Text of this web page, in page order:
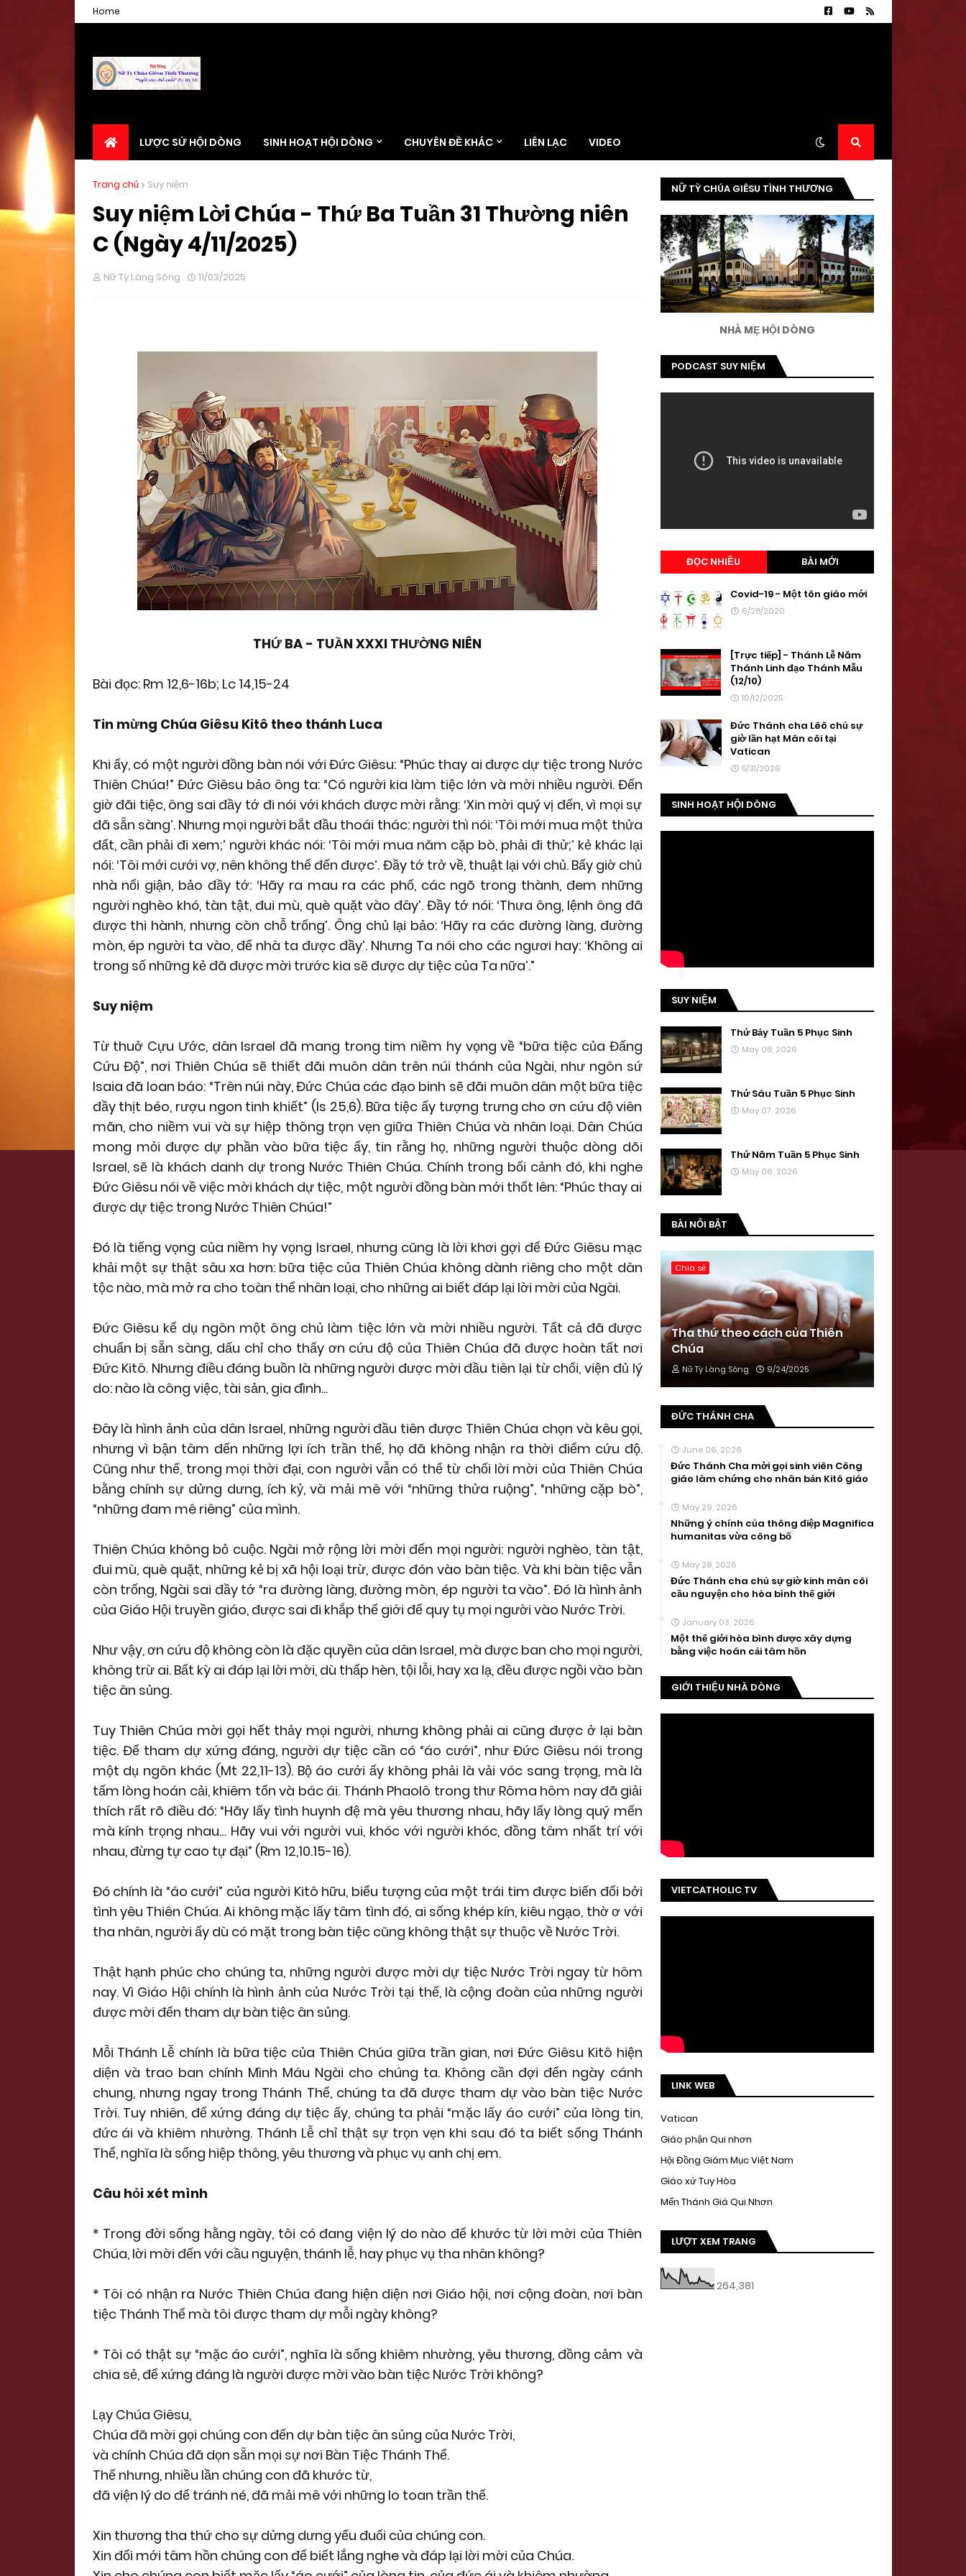
Home
LƯỢC SỬ HỘI DÒNG SINH HOẠT HỘI DÒNG CHUYÊN ĐỀ KHÁC LIÊN LẠC VIDEO
Trang chủ Suy niệm
Suy niệm Lời Chúa - Thứ Ba Tuần 31 Thường niên
C (Ngày 4/11/2025)
Nữ Tỳ Làng Sông 11/03/2025
THỨ BA - TUẦN XXXI THƯỜNG NIÊN
Bài đọc: Rm 12,6-16b; Lc 14,15-24
Tin mừng Chúa Giêsu Kitô theo thánh Luca
Khi ấy, có một người đồng bàn nói với Đức Giêsu: “Phúc thay ai được dự tiệc trong Nước
Thiên Chúa!” Đức Giêsu bảo ông ta: “Có người kia làm tiệc lớn và mời nhiều người. Đến
giờ đãi tiệc, ông sai đầy tớ đi nói với khách được mời rằng: ‘Xin mời quý vị đến, vì mọi sự
đã sẵn sàng’. Nhưng mọi người bắt đầu thoái thác: người thì nói: ‘Tôi mới mua một thửa
đất, cần phải đi xem;’ người khác nói: ‘Tôi mới mua năm cặp bò, phải đi thử;’ kẻ khác lại
nói: ‘Tôi mới cưới vợ, nên không thể đến được’. Đầy tớ trở về, thuật lại với chủ. Bấy giờ chủ
nhà nổi giận, bảo đầy tớ: ‘Hãy ra mau ra các phố, các ngõ trong thành, đem những
người nghèo khó, tàn tật, đui mù, què quặt vào đây’. Đầy tớ nói: ‘Thưa ông, lệnh ông đã
được thi hành, nhưng còn chỗ trống’. Ông chủ lại bảo: ‘Hãy ra các đường làng, đường
mòn, ép người ta vào, để nhà ta được đầy’. Nhưng Ta nói cho các ngươi hay: ‘Không ai
trong số những kẻ đã được mời trước kia sẽ được dự tiệc của Ta nữa’.”
Suy niệm
Từ thuở Cựu Ước, dân Israel đã mang trong tim niềm hy vọng về “bữa tiệc của Đấng
Cứu Độ”, nơi Thiên Chúa sẽ thiết đãi muôn dân trên núi thánh của Ngài, như ngôn sứ
Isaia đã loan báo: “Trên núi này, Đức Chúa các đạo binh sẽ đãi muôn dân một bữa tiệc
đầy thịt béo, rượu ngon tinh khiết” (Is 25,6). Bữa tiệc ấy tượng trưng cho ơn cứu độ viên
mãn, cho niềm vui và sự hiệp thông trọn vẹn giữa Thiên Chúa và nhân loại. Dân Chúa
mong mỏi được dự phần vào bữa tiệc ấy, tin rằng họ, những người thuộc dòng dõi
Israel, sẽ là khách danh dự trong Nước Thiên Chúa. Chính trong bối cảnh đó, khi nghe
Đức Giêsu nói về việc mời khách dự tiệc, một người đồng bàn mới thốt lên: “Phúc thay ai
được dự tiệc trong Nước Thiên Chúa!”
Đó là tiếng vọng của niềm hy vọng Israel, nhưng cũng là lời khơi gợi để Đức Giêsu mạc
khải một sự thật sâu xa hơn: bữa tiệc của Thiên Chúa không dành riêng cho một dân
tộc nào, mà mở ra cho toàn thể nhân loại, cho những ai biết đáp lại lời mời của Ngài.
Đức Giêsu kể dụ ngôn một ông chủ làm tiệc lớn và mời nhiều người. Tất cả đã được
chuẩn bị sẵn sàng, dấu chỉ cho thấy ơn cứu độ của Thiên Chúa đã được hoàn tất nơi
Đức Kitô. Nhưng điều đáng buồn là những người được mời đầu tiên lại từ chối, viện đủ lý
do: nào là công việc, tài sản, gia đình...
Đây là hình ảnh của dân Israel, những người đầu tiên được Thiên Chúa chọn và kêu gọi,
nhưng vì bận tâm đến những lợi ích trần thế, họ đã không nhận ra thời điểm cứu độ.
Cũng như thế, trong mọi thời đại, con người vẫn có thể từ chối lời mời của Thiên Chúa
bằng chính sự dửng dưng, ích kỷ, và mải mê với “những thửa ruộng”, “những cặp bò”,
“những đam mê riêng” của mình.
Thiên Chúa không bỏ cuộc. Ngài mở rộng lời mời đến mọi người: người nghèo, tàn tật,
đui mù, què quặt, những kẻ bị xã hội loại trừ, được đón vào bàn tiệc. Và khi bàn tiệc vẫn
còn trống, Ngài sai đầy tớ “ra đường làng, đường mòn, ép người ta vào”. Đó là hình ảnh
của Giáo Hội truyền giáo, được sai đi khắp thế giới để quy tụ mọi người vào Nước Trời.
Như vậy, ơn cứu độ không còn là đặc quyền của dân Israel, mà được ban cho mọi người,
không trừ ai. Bất kỳ ai đáp lại lời mời, dù thấp hèn, tội lỗi, hay xa lạ, đều được ngồi vào bàn
tiệc ân sủng.
Tuy Thiên Chúa mời gọi hết thảy mọi người, nhưng không phải ai cũng được ở lại bàn
tiệc. Để tham dự xứng đáng, người dự tiệc cần có “áo cưới”, như Đức Giêsu nói trong
một dụ ngôn khác (Mt 22,11-13). Bộ áo cưới ấy không phải là vải vóc sang trọng, mà là
tấm lòng hoán cải, khiêm tốn và bác ái. Thánh Phaolô trong thư Rôma hôm nay đã giải
thích rất rõ điều đó: “Hãy lấy tình huynh đệ mà yêu thương nhau, hãy lấy lòng quý mến
mà kính trọng nhau… Hãy vui với người vui, khóc với người khóc, đồng tâm nhất trí với
nhau, đừng tự cao tự đại” (Rm 12,10.15-16).
Đó chính là “áo cưới” của người Kitô hữu, biểu tượng của một trái tim được biến đổi bởi
tình yêu Thiên Chúa. Ai không mặc lấy tâm tình đó, ai sống khép kín, kiêu ngạo, thờ ơ với
tha nhân, người ấy dù có mặt trong bàn tiệc cũng không thật sự thuộc về Nước Trời.
Thật hạnh phúc cho chúng ta, những người được mời dự tiệc Nước Trời ngay từ hôm
nay. Vì Giáo Hội chính là hình ảnh của Nước Trời tại thế, là cộng đoàn của những người
được mời đến tham dự bàn tiệc ân sủng.
Mỗi Thánh Lễ chính là bữa tiệc của Thiên Chúa giữa trần gian, nơi Đức Giêsu Kitô hiện
diện và trao ban chính Mình Máu Ngài cho chúng ta. Không cần đợi đến ngày cánh
chung, nhưng ngay trong Thánh Thể, chúng ta đã được tham dự vào bàn tiệc Nước
Trời. Tuy nhiên, để xứng đáng dự tiệc ấy, chúng ta phải “mặc lấy áo cưới” của lòng tin,
đức ái và khiêm nhường. Thánh Lễ chỉ thật sự trọn vẹn khi sau đó ta biết sống Thánh
Thể, nghĩa là sống hiệp thông, yêu thương và phục vụ anh chị em.
Câu hỏi xét mình
* Trong đời sống hằng ngày, tôi có đang viện lý do nào để khước từ lời mời của Thiên
Chúa, lời mời đến với cầu nguyện, thánh lễ, hay phục vụ tha nhân không?
* Tôi có nhận ra Nước Thiên Chúa đang hiện diện nơi Giáo hội, nơi cộng đoàn, nơi bàn
tiệc Thánh Thể mà tôi được tham dự mỗi ngày không?
* Tôi có thật sự “mặc áo cưới”, nghĩa là sống khiêm nhường, yêu thương, đồng cảm và
chia sẻ, để xứng đáng là người được mời vào bàn tiệc Nước Trời không?
Lạy Chúa Giêsu,
Chúa đã mời gọi chúng con đến dự bàn tiệc ân sủng của Nước Trời,
và chính Chúa đã dọn sẵn mọi sự nơi Bàn Tiệc Thánh Thể.
Thế nhưng, nhiều lần chúng con đã khước từ,
đã viện lý do để tránh né, đã mải mê với những lo toan trần thế.
Xin thương tha thứ cho sự dửng dưng yếu đuối của chúng con.
Xin đổi mới tâm hồn chúng con để biết lắng nghe và đáp lại lời mời của Chúa.
NỮ TỲ CHÚA GIÊSU TÌNH THƯƠNG
NHÀ MẸ HỘI DÒNG
PODCAST SUY NIỆM
ĐỌC NHIỀU BÀI MỚI
Covid-19 - Một tôn giáo mới
6/28/2020
[Trực tiếp] - Thánh Lễ Năm
Thánh Linh đạo Thánh Mẫu
(12/10)
10/12/2025
Đức Thánh cha Lêô chủ sự
giờ lần hạt Mân côi tại
Vatican
5/31/2026
SINH HOẠT HỘI DÒNG
SUY NIỆM
Thứ Bảy Tuần 5 Phục Sinh
May 08, 2026
Thứ Sáu Tuần 5 Phục Sinh
May 07, 2026
Thứ Năm Tuần 5 Phục Sinh
May 06, 2026
BÀI NỔI BẬT
Chia sẻ
Tha thứ theo cách của Thiên
Chúa
Nữ Tỳ Làng Sông 9/24/2025
ĐỨC THÁNH CHA
June 06, 2026
Đức Thánh Cha mời gọi sinh viên Công
giáo làm chứng cho nhân bản Kitô giáo
May 29, 2026
Những ý chính của thông điệp Magnifica
humanitas vừa công bố
May 28, 2026
Đức Thánh cha chủ sự giờ kinh mân côi
cầu nguyện cho hòa bình thế giới
January 03, 2026
Một thế giới hòa bình được xây dựng
bằng việc hoán cải tâm hồn
GIỚI THIỆU NHÀ DÒNG
VIETCATHOLIC TV
LINK WEB
Vatican
Giáo phận Qui nhơn
Hội Đồng Giám Mục Việt Nam
Giáo xứ Tuy Hòa
Mến Thánh Giá Qui Nhơn
LƯỢT XEM TRANG
264,381